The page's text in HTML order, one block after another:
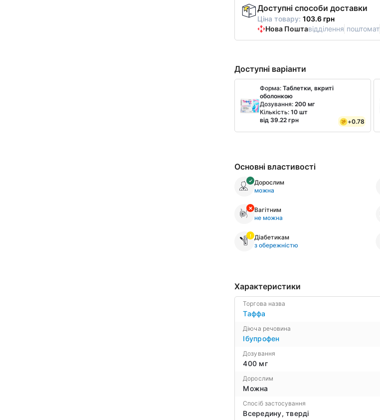
Доступні способи доставки
Ціна товару:103.6 грн
Нова Поштавідділення поштомат
Доступні варіанти
Форма:Таблетки, вкриті
оболонкою
Дозування:200 мг
Кількість:10 шт
від 39.22 грн
+0.78
Основні властивості
Дорослим
можна
Вагітним
не можна
Діабетикам
з обережністю
Характеристики
Торгова назва
Таффа
Діюча речовина
Ібупрофен
Дозування
400 мг
Дорослим
Можна
Спосіб застосування
Всередину, тверді